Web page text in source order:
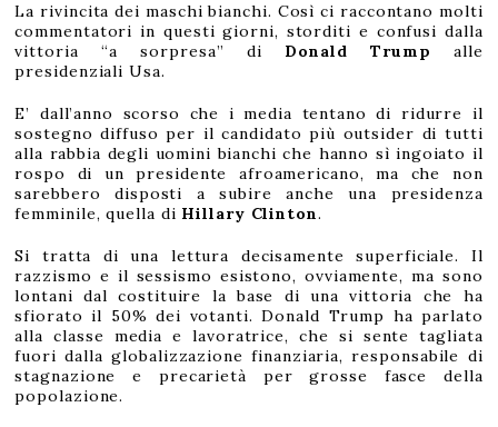
La rivincita dei maschi bianchi. Così ci raccontano molti
commentatori in questi giorni, storditi e confusi dalla
vittoria “a sorpresa” di Donald Trump alle
presidenziali Usa.
E’ dall’anno scorso che i media tentano di ridurre il
sostegno diffuso per il candidato più outsider di tutti
alla rabbia degli uomini bianchi che hanno sì ingoiato il
rospo di un presidente afroamericano, ma che non
sarebbero disposti a subire anche una presidenza
femminile, quella di Hillary Clinton.
Si tratta di una lettura decisamente superficiale. Il
razzismo e il sessismo esistono, ovviamente, ma sono
lontani dal costituire la base di una vittoria che ha
sfiorato il 50% dei votanti. Donald Trump ha parlato
alla classe media e lavoratrice, che si sente tagliata
fuori dalla globalizzazione finanziaria, responsabile di
stagnazione e precarietà per grosse fasce della
popolazione.